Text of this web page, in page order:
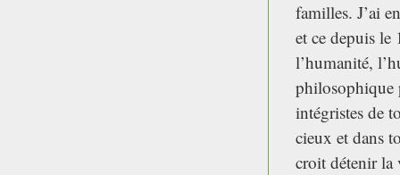
familles. J’ai
et ce depuis le
l’humanité,
philosophique
intégristes de
cieux et dans
croit détenir la